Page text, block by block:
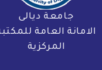
جامعة ديالى
العامة للمكتبة
المركزية